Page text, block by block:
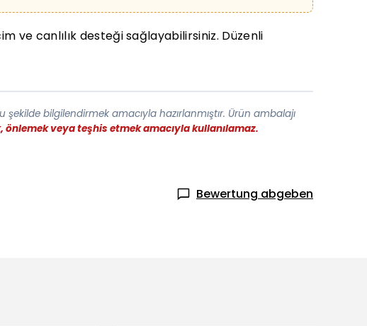
ve canlılık desteği sağlayabilirsiniz. Düzenli
bilgilendirmek amacıyla hazırlanmıştır. Ürün ambalajı
veya teşhis etmek amacıyla kullanılamaz.
Bewertung abgeben